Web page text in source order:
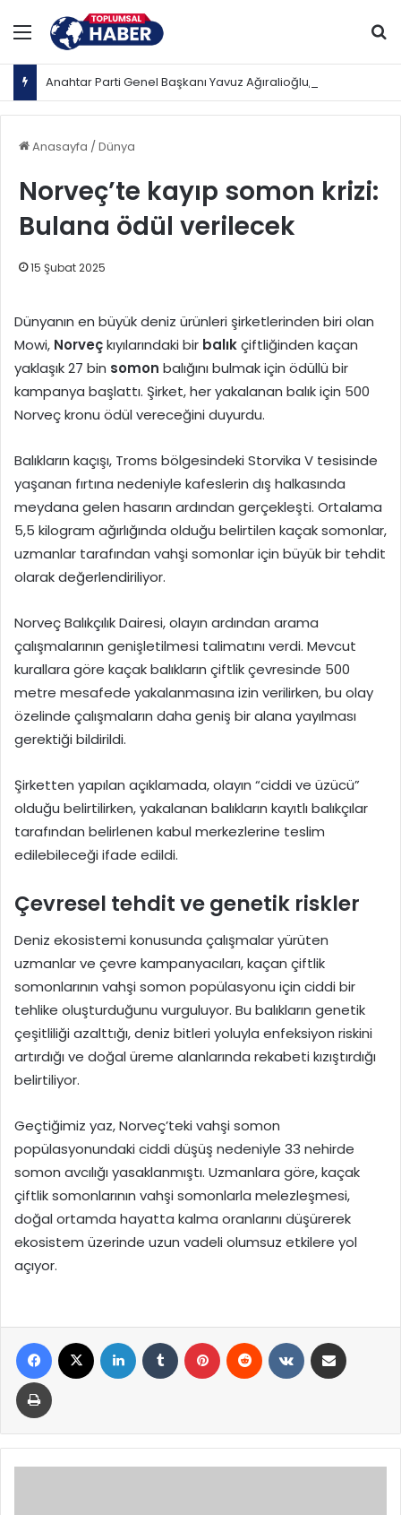
Menü
Anasayfa / Dünya
Norveç’te kayıp somon krizi:
Bulana ödül verilecek
15 Şubat 2025
Dünyanın en büyük deniz ürünleri şirketlerinden biri olan
Mowi, Norveçkıyılarındaki bir balıkçiftliğinden kaçan
yaklaşık 27 bin somon balığını bulmak için ödüllü bir
kampanya başlattı. Şirket, her yakalanan balık için 500
Norveç kronu ödül vereceğini duyurdu.
Balıkların kaçışı, Troms bölgesindeki Storvika V tesisinde
yaşanan fırtına nedeniyle kafeslerin dış halkasında
meydana gelen hasarın ardından gerçekleşti. Ortalama
5,5 kilogram ağırlığında olduğu belirtilen kaçak somonlar,
uzmanlar tarafından vahşi somonlar için büyük bir tehdit
olarak değerlendiriliyor.
Norveç Balıkçılık Dairesi, olayın ardından arama
çalışmalarının genişletilmesi talimatını verdi. Mevcut
kurallara göre kaçak balıkların çiftlik çevresinde 500
metre mesafede yakalanmasına izin verilirken, bu olay
özelinde çalışmaların daha geniş bir alana yayılması
gerektiği bildirildi.
Şirketten yapılan açıklamada, olayın “ciddi ve üzücü”
olduğu belirtilirken, yakalanan balıkların kayıtlı balıkçılar
tarafından belirlenen kabul merkezlerine teslim
edilebileceği ifade edildi.
Çevresel tehdit ve genetik riskler
Deniz ekosistemi konusunda çalışmalar yürüten
uzmanlar ve çevre kampanyacıları, kaçan çiftlik
somonlarının vahşi somon popülasyonu için ciddi bir
tehlike oluşturduğunu vurguluyor. Bu balıkların genetik
çeşitliliği azalttığı, deniz bitleri yoluyla enfeksiyon riskini
artırdığı ve doğal üreme alanlarında rekabeti kızıştırdığı
belirtiliyor.
Geçtiğimiz yaz, Norveç’teki vahşi somon
popülasyonundaki ciddi düşüş nedeniyle 33 nehirde
somon avcılığı yasaklanmıştı. Uzmanlara göre, kaçak
çiftlik somonlarının vahşi somonlarla melezleşmesi,
doğal ortamda hayatta kalma oranlarını düşürerek
ekosistem üzerinde uzun vadeli olumsuz etkilere yol
açıyor.
Facebook LinkedIn Tumblr Pinterest Reddit VKontakte
Yazdır